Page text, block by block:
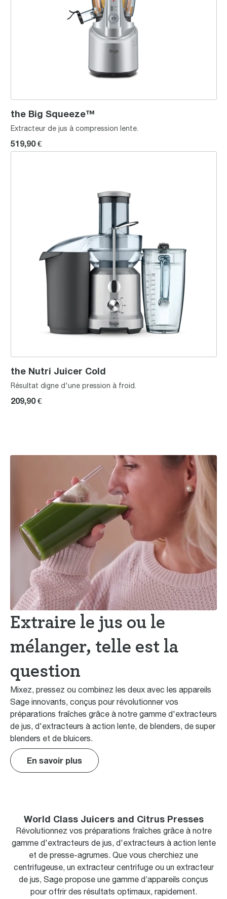
the Big Squeeze™
Extracteur de jus à compression lente.
519,90 €
the Nutri Juicer Cold
the Nutri Juicer Cold
Résultat digne d'une pression à froid.
209,90 €
Extraire le jus ou le
mélanger, telle est la
question
Mixez, pressez ou combinez les deux avec les appareils
Sage innovants, conçus pour révolutionner vos
préparations fraîches grâce à notre gamme d'extracteurs
de jus, d'extracteurs à action lente, de blenders, de super
blenders et de bluicers.
En savoir plus
World Class Juicers and Citrus Presses
Révolutionnez vos préparations fraîches grâce à notre
gamme d'extracteurs de jus, d'extracteurs à action lente
et de presse-agrumes. Que vous cherchiez une
centrifugeuse, un extracteur centrifuge ou un extracteur
de jus, Sage propose une gamme d’appareils conçus
pour offrir des résultats optimaux, rapidement.